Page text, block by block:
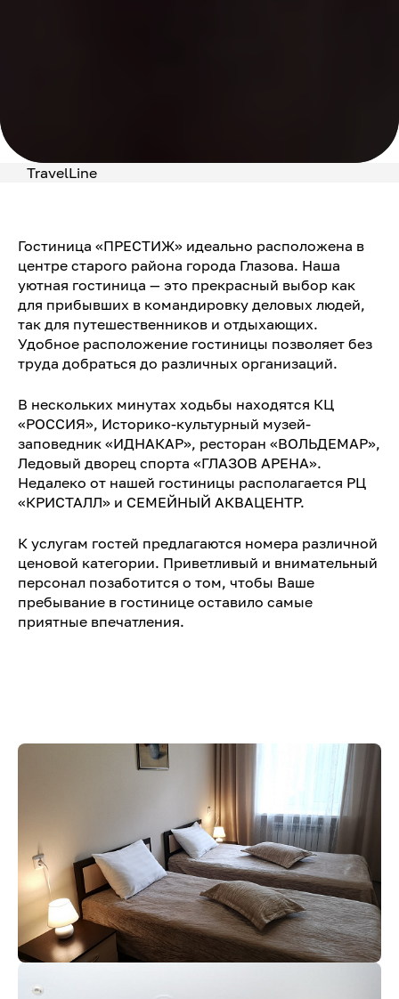
TravelLine
Гостиница «ПРЕСТИЖ» идеально расположена в
центре старого района города Глазова. Наша
уютная гостиница — это прекрасный выбор как
для прибывших в командировку деловых людей,
так для путешественников и отдыхающих.
Удобное расположение гостиницы позволяет без
труда добраться до различных организаций.
В нескольких минутах ходьбы находятся КЦ
«РОССИЯ», Историко-культурный музей-
заповедник «ИДНАКАР», ресторан «ВОЛЬДЕМАР»,
Ледовый дворец спорта «ГЛАЗОВ АРЕНА».
Недалеко от нашей гостиницы располагается РЦ
«КРИСТАЛЛ» и СЕМЕЙНЫЙ АКВАЦЕНТР.
К услугам гостей предлагаются номера различной
ценовой категории. Приветливый и внимательный
персонал позаботится о том, чтобы Ваше
пребывание в гостинице оставило самые
приятные впечатления.